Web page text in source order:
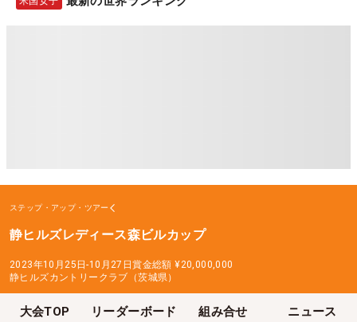
ステップ・アップ・ツアー
静ヒルズレディース森ビルカップ
2023年10月25日-10月27日賞金総額 ¥20,000,000
静ヒルズカントリークラブ（茨城県）
大会TOP リーダーボード 組み合せ ニュース